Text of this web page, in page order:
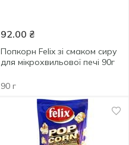
92.00 ₴
Попкорн Felix зі смаком сиру
для мікрохвильової печі 90г
90 г